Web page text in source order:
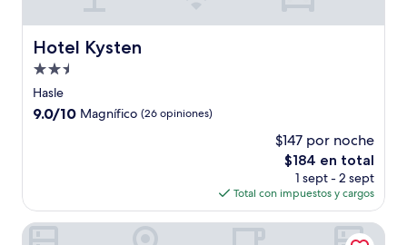
Hotel Kysten
Hotel Kysten
Propiedad
de
2.5
Hasle
9.0
9.0/10 Magnífico (26 opiniones)
$147 por noche
El
precio
actual
es
de
$184 en total
1 sept - 2 sept
Total con impuestos y cargos
Sandkaas Badehotel